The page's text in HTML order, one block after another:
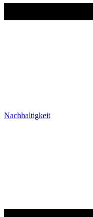
Nachhaltigkeit